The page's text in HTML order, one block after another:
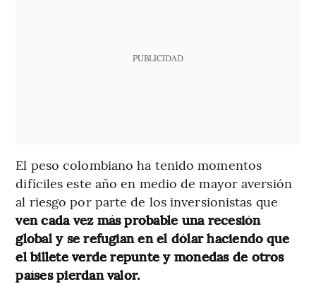
PUBLICIDAD
El peso colombiano ha tenido momentos
difíciles este año en medio de mayor aversión
al riesgo por parte de los inversionistas que
ven cada vez más probable una recesión
global y se refugian en el dólar haciendo que
el billete verde repunte y monedas de otros
países pierdan valor.